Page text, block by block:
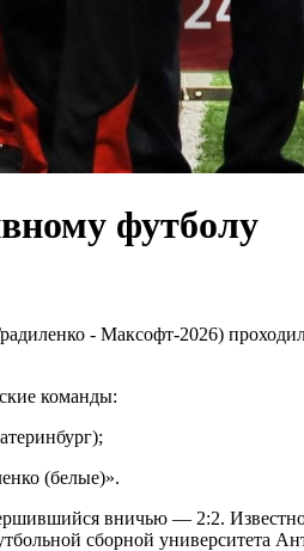
футболу
- Максофт-2026)
команды:
(белые)».
вничью — 2:2.
сборной университета